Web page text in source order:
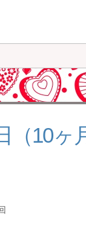
（10